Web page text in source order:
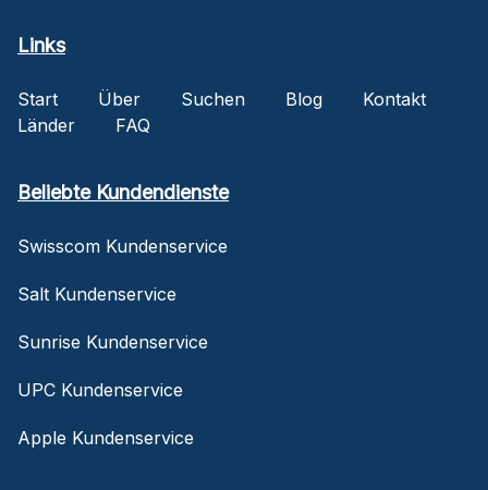
Links
Start Über Suchen Blog
Kontakt
Länder
FAQ
Beliebte Kundendienste
Swisscom Kundenservice
Salt Kundenservice
Sunrise Kundenservice
UPC Kundenservice
Apple Kundenservice